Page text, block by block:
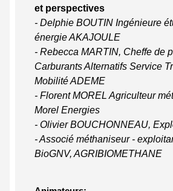
et perspectives
- Delphie BOUTIN Ingénieure
énergie AKAJOULE
- Rebecca MARTIN, Cheffe de
Carburants Alternatifs Service
Mobilité ADEME
- Florent MOREL Agriculteur
Morel Energies
- Olivier BOUCHONNEAU,
- Associé méthaniseur -
BioGNV, AGRIBIOMETHANE